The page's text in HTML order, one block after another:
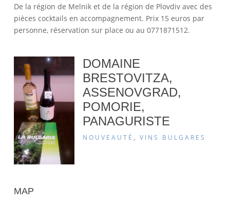
De la région de Melnik et de la région de Plovdiv avec des
pièces cocktails en accompagnement. Prix 15 euros par
personne, réservation sur place ou au 0771871512.
DOMAINE
BRESTOVITZA,
ASSENOVGRAD,
POMORIE,
PANAGURISTE
NOUVEAUTÉ , VINS BULGARES
MAP